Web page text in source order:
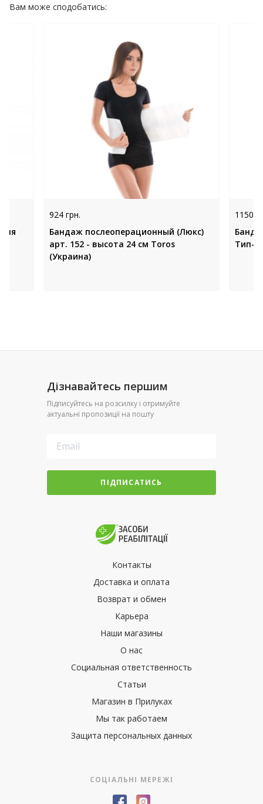
Вам може сподобатись:
924 грн.
Бандаж послеоперационный (Люкс)
арт. 152 - высота 24 см Toros
(Украина)
1150
Тип-
Дізнавайтесь першим
Підписуйтесь на розсилку і отримуйте
актуальні пропозиції на пошту
ПІДПИСАТИСЬ
Контакты
Доставка и оплата
Возврат и обмен
Карьера
Наши магазины
О нас
Социальная ответственность
Статьи
Магазин в Прилуках
Мы так работаем
Защита персональных данных
СОЦІАЛЬНІ МЕРЕЖІ